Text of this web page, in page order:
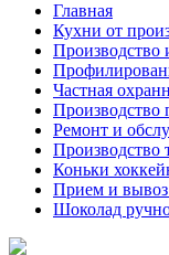
Главная
Кухни от
Производство
Частная
Производство
Ремонт и
Производство
Коньки
Прием и вывоз
Шоколад